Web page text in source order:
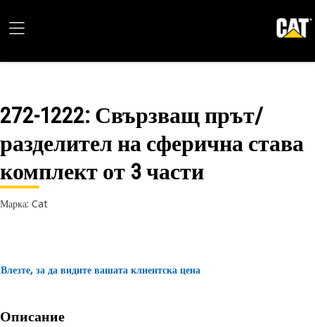
272-1222: Свързващ прът/
разделител на сферична става
комплект от 3 части
Марка: Cat
Влезте, за да видите вашата клиентска цена
Описание